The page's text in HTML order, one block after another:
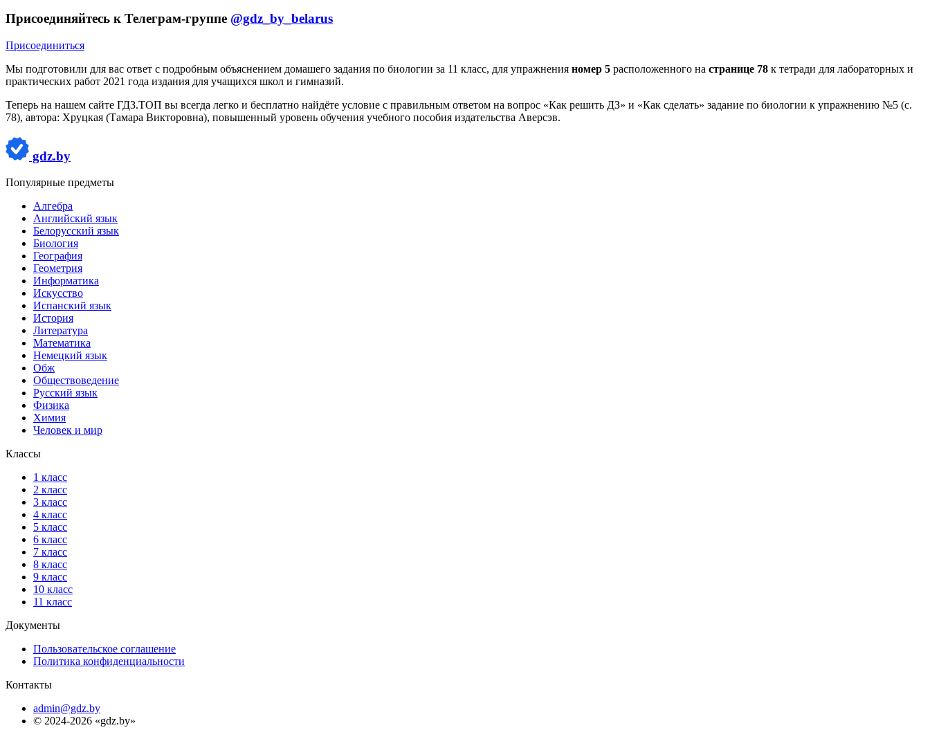
Присоединяйтесь к Телеграм-группе @gdz_by_belarus
Присоединиться
Мы подготовили для вас ответ c подробным объяснением домашего задания по биологии за 11 класс, для упражнения номер 5 расположенного на странице 78 к тетради для лабораторных и
практических работ 2021 года издания для учащихся школ и гимназий.
Теперь на нашем сайте ГДЗ.ТОП вы всегда легко и бесплатно найдёте условие с правильным ответом на вопрос «Как решить ДЗ» и «Как сделать» задание по биологии к упражнению №5 (с.
78), автора: Хруцкая (Тамара Викторовна), повышенный уровень обучения учебного пособия издательства Аверсэв.
gdz.by
Популярные предметы
Алгебра
Английский язык
Белорусский язык
Биология
География
Геометрия
Информатика
Искусство
Испанский язык
История
Литература
Математика
Немецкий язык
Обж
Обществоведение
Русский язык
Физика
Химия
Человек и мир
Классы
1 класс
2 класс
3 класс
4 класс
5 класс
6 класс
7 класс
8 класс
9 класс
10 класс
11 класс
Документы
Пользовательское соглашение
Политика конфиденциальности
Контакты
admin@gdz.by
© 2024-2026 «gdz.by»